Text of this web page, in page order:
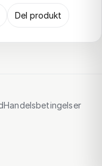
Del produkt
Handelsbetingelser